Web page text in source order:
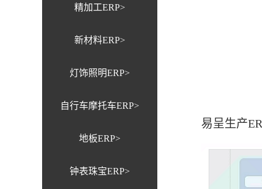
精加工ERP>
新材料ERP>
灯饰照明ERP>
自行车摩托车ERP>
地板ERP>
钟表珠宝ERP>
易呈生产